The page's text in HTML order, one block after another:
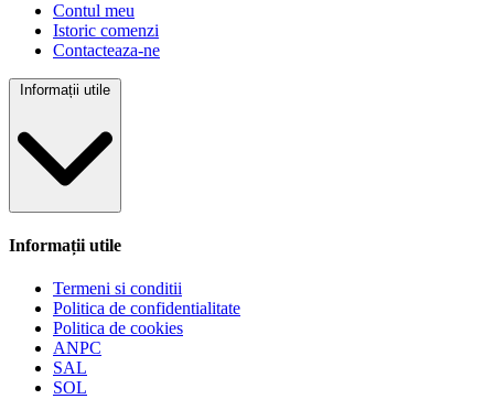
Contul meu
Istoric comenzi
Contacteaza-ne
Informații utile
Informații utile
Termeni si conditii
Politica de confidentialitate
Politica de cookies
ANPC
SAL
SOL